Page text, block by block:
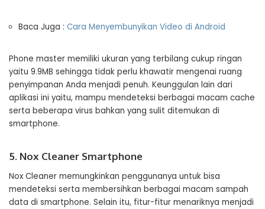
Baca Juga : Cara Menyembunyikan Video di Android
Phone master memiliki ukuran yang terbilang cukup ringan
yaitu 9.9MB sehingga tidak perlu khawatir mengenai ruang
penyimpanan Anda menjadi penuh. Keunggulan lain dari
aplikasi ini yaitu, mampu mendeteksi berbagai macam cache
serta beberapa virus bahkan yang sulit ditemukan di
smartphone.
5. Nox Cleaner Smartphone
Nox Cleaner memungkinkan penggunanya untuk bisa
mendeteksi serta membersihkan berbagai macam sampah
data di smartphone. Selain itu, fitur-fitur menariknya menjadi